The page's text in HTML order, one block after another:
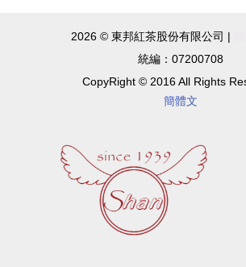
2026 © 東邦紅茶股份有限公司 |
統編：07200708
CopyRight © 2016 All Rights
簡體文